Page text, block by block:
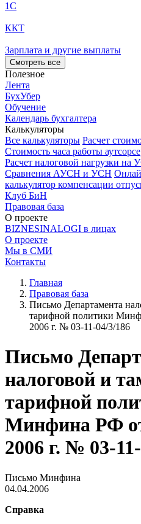
1С
ККТ
Зарплата и другие выплаты
Смотреть все
Полезное
Лента
БухУбер
Обучение
Календарь бухгалтера
Калькуляторы
Все калькуляторы Расчет
Стоимость часа работы
Расчет налоговой нагрузки на
Сравнения АУСН и УСН
калькулятор компенсации
Клуб БиН
Правовая база
О проекте
BIZNESINALOGI в лицах
О проекте
Мы в СМИ
Контакты
Главная
Правовая база
Письмо Департамента
тарифной политики
2006 г. № 03-11-04/3/186
Письмо
налоговой и
тарифной
Минфина РФ
2006 г. № 03-
Письмо Минфина
04.04.2006
Справка